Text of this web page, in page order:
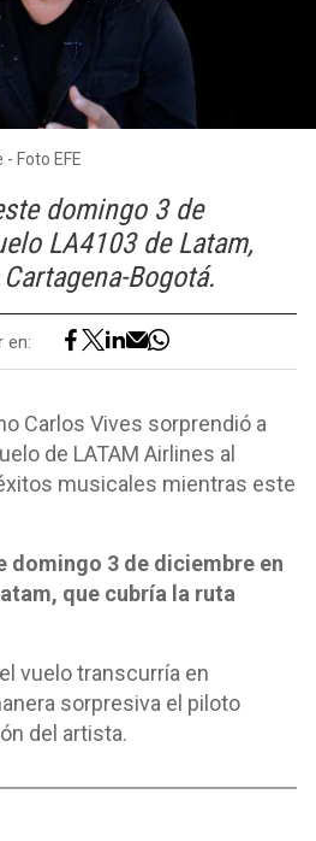
Foto EFE
domingo 3 de
LA4103 de Latam,
Bogotá.
en:
Carlos Vives sorprendió a
de LATAM Airlines al
musicales mientras este
domingo 3 de diciembre en
que cubría la ruta
vuelo transcurría en
sorpresiva el piloto
del artista.